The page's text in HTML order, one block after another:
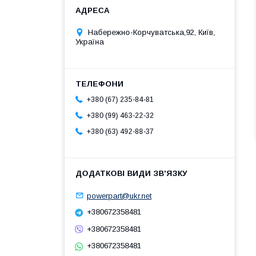
Набережно-Корчуватська,92, Київ,
Україна
+380 (67) 235-84-81
+380 (99) 463-22-32
+380 (63) 492-88-37
powerpart@ukr.net
+380672358481
+380672358481
+380672358481